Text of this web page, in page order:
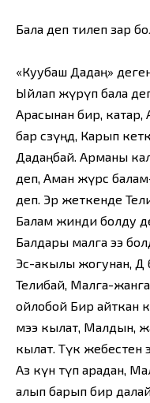
Бала деп тилеп зар
«Куубаш Дадаң»
Ыйлап жүрүп бала
Арасынан бир, катар,
бар сөзүңдө, Карып
Дадаңбай. Арманы
деп, Аман жүрсө
деп. Эр жеткенде
Балам жинди болду
Балдары малга ээ
Эс-акылы жогунан,
Телибай, Малга-
ойлобой Бир айткан
мээ кылат, Малдын,
кылат. Түк жебестен
Аз күн өтүп арадан,
алып барып бир